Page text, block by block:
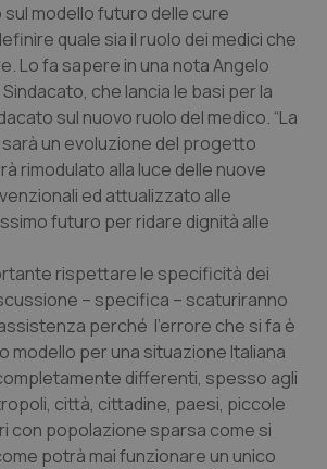
Giulia
& coronaropatie
modello futuro delle cure
quale sia il ruolo dei medici che
Lo fa sapere in una nota Angelo
che lancia le basi per la
sul nuovo ruolo del medico. “La
un evoluzione del progetto
rimodulato alla luce delle nuove
ed attualizzato alle
futuro per ridare dignità alle
rispettare le specificità dei
– specifica – scaturiranno
perché l'errore che si fa è
modello per una situazione Italiana
differenti, spesso agli
città, cittadine, paesi, piccole
con popolazione sparsa come si
potrà mai funzionare un unico